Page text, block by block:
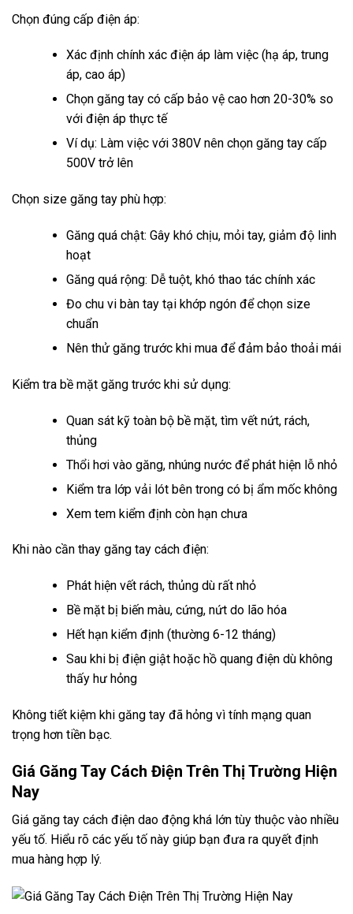
Chọn đúng cấp điện áp:
Xác định chính xác điện áp làm việc (hạ áp, trung
áp, cao áp)
Chọn găng tay có cấp bảo vệ cao hơn 20-30% so
với điện áp thực tế
Ví dụ: Làm việc với 380V nên chọn găng tay cấp
500V trở lên
Chọn size găng tay phù hợp:
Găng quá chật: Gây khó chịu, mỏi tay, giảm độ linh
hoạt
Găng quá rộng: Dễ tuột, khó thao tác chính xác
Đo chu vi bàn tay tại khớp ngón để chọn size
chuẩn
Nên thử găng trước khi mua để đảm bảo thoải mái
Kiểm tra bề mặt găng trước khi sử dụng:
Quan sát kỹ toàn bộ bề mặt, tìm vết nứt, rách,
thủng
Thổi hơi vào găng, nhúng nước để phát hiện lỗ nhỏ
Kiểm tra lớp vải lót bên trong có bị ẩm mốc không
Xem tem kiểm định còn hạn chưa
Khi nào cần thay găng tay cách điện:
Phát hiện vết rách, thủng dù rất nhỏ
Bề mặt bị biến màu, cứng, nứt do lão hóa
Hết hạn kiểm định (thường 6-12 tháng)
Sau khi bị điện giật hoặc hồ quang điện dù không
thấy hư hỏng
Không tiết kiệm khi găng tay đã hỏng vì tính mạng quan
trọng hơn tiền bạc.
Giá Găng Tay Cách Điện Trên Thị Trường Hiện
Nay
Giá găng tay cách điện dao động khá lớn tùy thuộc vào nhiều
yếu tố. Hiểu rõ các yếu tố này giúp bạn đưa ra quyết định
mua hàng hợp lý.